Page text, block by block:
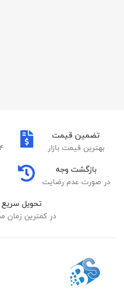
تضمین قیمت
بهترین قیمت بازار 24
بازگشت وجه
در صورت عدم رضایت
تحویل سریع
در کمترین زمان